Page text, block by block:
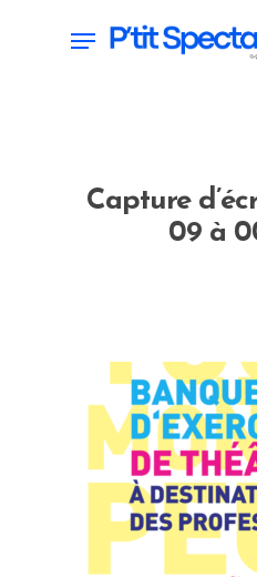
Menu
Capture
09 à